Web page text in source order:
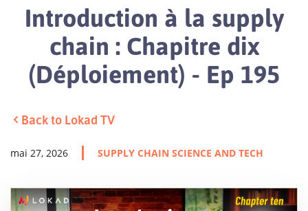
Introduction à la supply
chain : Chapitre dix
(Déploiement) - Ep 195
Back to Lokad TV
mai 27, 2026 SUPPLY CHAIN SCIENCE AND TECH